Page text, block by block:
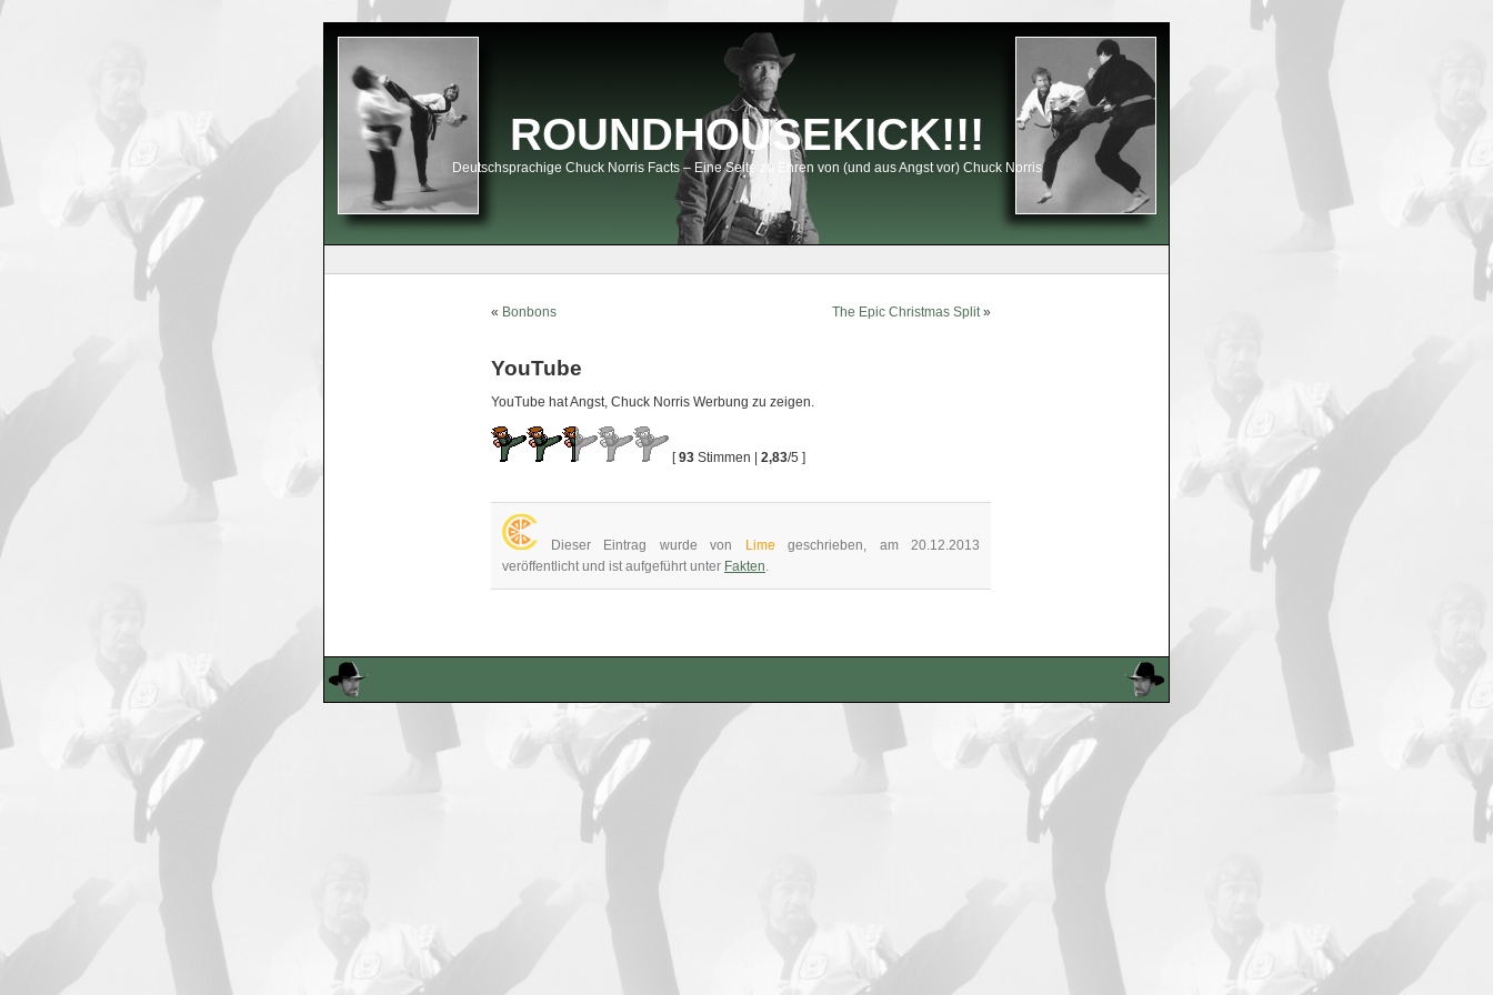
ROUNDHOUSEKICK!!!
Deutschsprachige Chuck Norris Facts – Eine Seite zu Ehren von (und aus Angst vor) Chuck Norris
« Bonbons The Epic Christmas Split»
YouTube
YouTube hat Angst, Chuck Norris Werbung zu zeigen.
[93 Stimmen | 2,83/5 ]
Dieser Eintrag wurde von Lime geschrieben, am 20.12.2013
veröffentlicht und ist aufgeführt unter Fakten.